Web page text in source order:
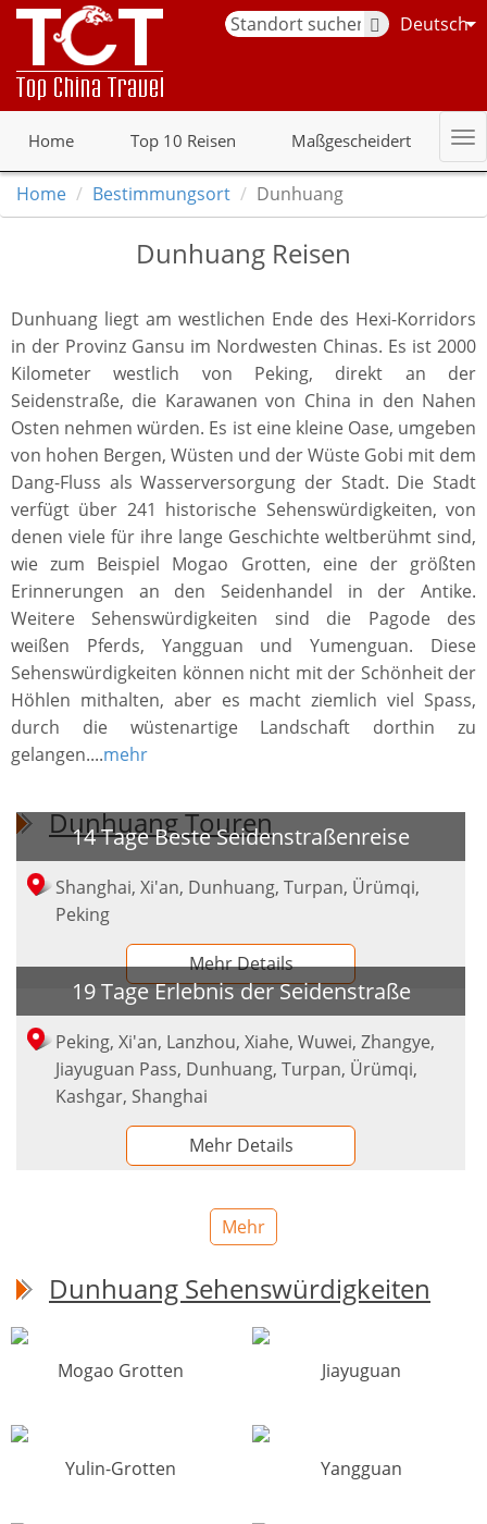
Deutsch
Home Top 10 Reisen Maßgescheidert
Home Bestimmungsort Dunhuang
Dunhuang Reisen
Dunhuang liegt am westlichen Ende des Hexi-Korridors
in der Provinz Gansu im Nordwesten Chinas. Es ist 2000
Kilometer westlich von Peking, direkt an der
Seidenstraße, die Karawanen von China in den Nahen
Osten nehmen würden. Es ist eine kleine Oase, umgeben
von hohen Bergen, Wüsten und der Wüste Gobi mit dem
Dang-Fluss als Wasserversorgung der Stadt. Die Stadt
verfügt über 241 historische Sehenswürdigkeiten, von
denen viele für ihre lange Geschichte weltberühmt sind,
wie zum Beispiel Mogao Grotten, eine der größten
Erinnerungen an den Seidenhandel in der Antike.
Weitere Sehenswürdigkeiten sind die Pagode des
weißen Pferds, Yangguan und Yumenguan. Diese
Sehenswürdigkeiten können nicht mit der Schönheit der
Höhlen mithalten, aber es macht ziemlich viel Spass,
durch die wüstenartige Landschaft dorthin zu
gelangen....mehr
Dunhuang Touren
14 Tage Beste Seidenstraßenreise
Shanghai, Xi'an, Dunhuang, Turpan, Ürümqi,
Peking
Mehr Details
19 Tage Erlebnis der Seidenstraße
Peking, Xi'an, Lanzhou, Xiahe, Wuwei, Zhangye,
Jiayuguan Pass, Dunhuang, Turpan, Ürümqi,
Kashgar, Shanghai
Mehr Details
Mehr
Dunhuang Sehenswürdigkeiten
Mogao Grotten Jiayuguan
Yulin-Grotten Yangguan